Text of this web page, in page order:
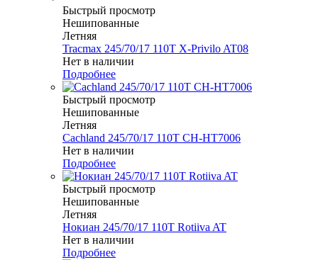
Быстрый просмотр
Нешипованные
Летняя
Tracmax 245/70/17 110T X-Privilo AT08
Нет в наличии
Подробнее
Быстрый просмотр
Нешипованные
Летняя
Cachland 245/70/17 110T CH-HT7006
Нет в наличии
Подробнее
Быстрый просмотр
Нешипованные
Летняя
Нокиан 245/70/17 110T Rotiiva AT
Нет в наличии
Подробнее